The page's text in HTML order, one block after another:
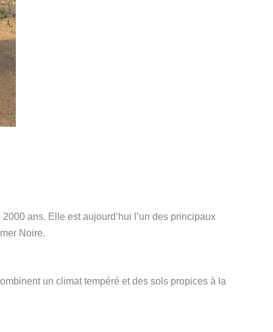
ans. Elle est aujourd’hui l’un des principaux
Noire.
un climat tempéré et des sols propices à la